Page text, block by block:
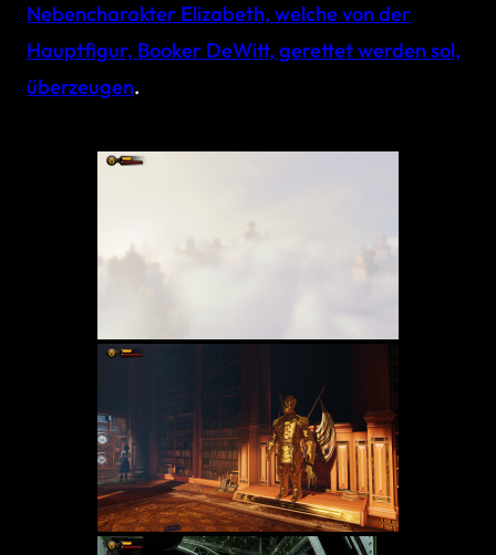
Nebencharakter Elizabeth, welche von der
Hauptfigur, Booker DeWitt, gerettet werden sol,
überzeugen.